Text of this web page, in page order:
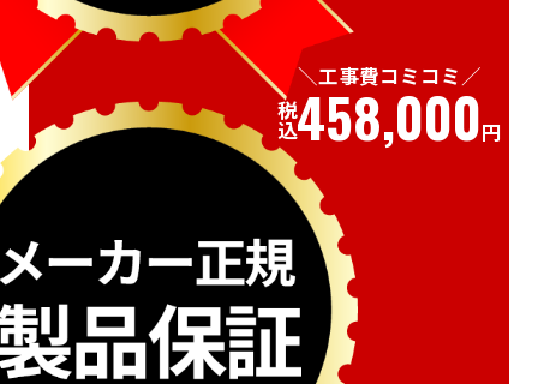
工事費コミコミ
税込458,000円